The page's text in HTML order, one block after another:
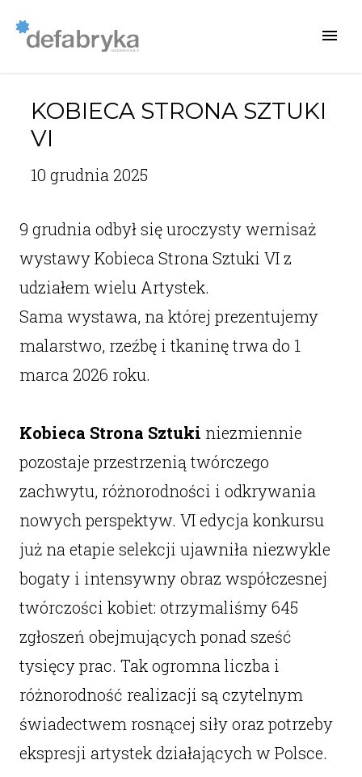
KOBIECA STRONA SZTUKI
VI
10 grudnia 2025
9 grudnia odbył się uroczysty wernisaż
wystawy Kobieca Strona Sztuki VI z
udziałem wielu Artystek.
Sama wystawa, na której prezentujemy
malarstwo, rzeźbę i tkaninę trwa do 1
marca 2026 roku.
Kobieca Strona Sztuki niezmiennie
pozostaje przestrzenią twórczego
zachwytu, różnorodności i odkrywania
nowych perspektyw. VI edycja konkursu
już na etapie selekcji ujawniła niezwykle
bogaty i intensywny obraz współczesnej
twórczości kobiet: otrzymaliśmy 645
zgłoszeń obejmujących ponad sześć
tysięcy prac. Tak ogromna liczba i
różnorodność realizacji są czytelnym
świadectwem rosnącej siły oraz potrzeby
ekspresji artystek działających w Polsce.